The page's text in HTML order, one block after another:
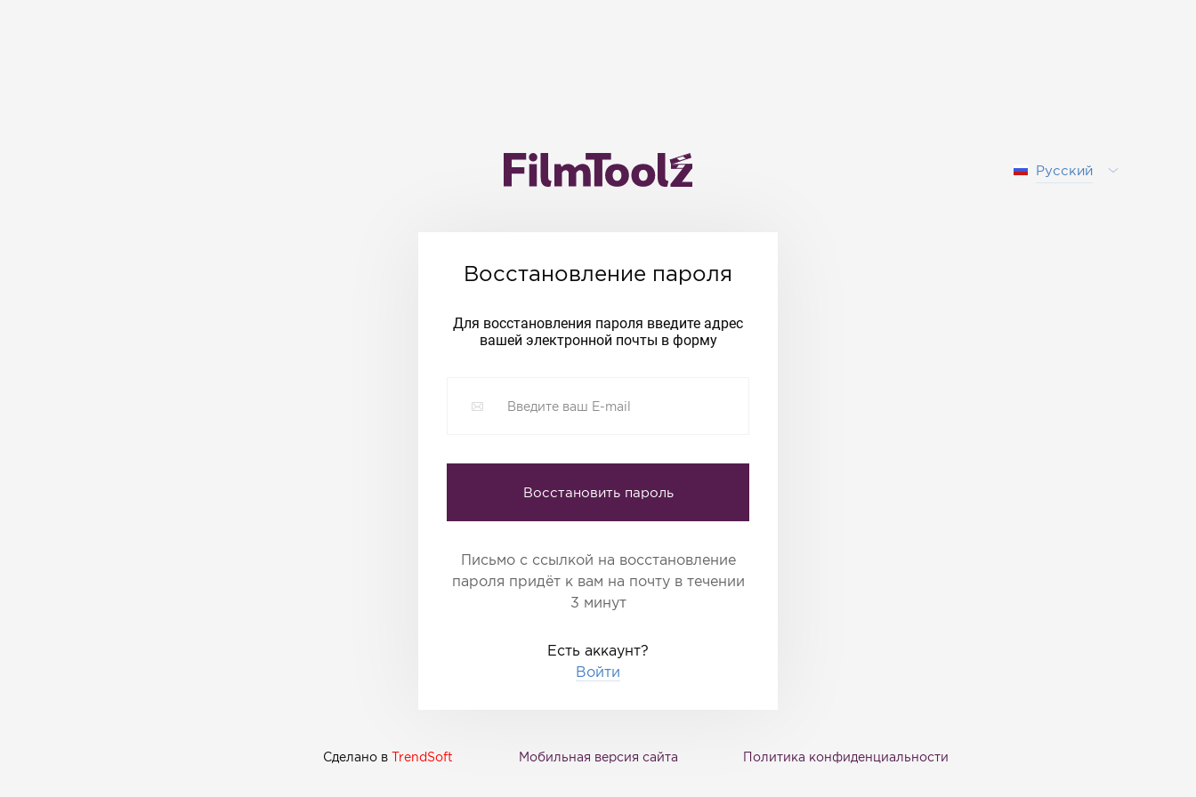
Русский
Восстановление пароля
Для восстановления пароля введите адрес
вашей электронной почты в форму
Восстановить пароль
Письмо с ссылкой на восстановление
пароля придёт к вам на почту в течении
3 минут
Есть аккаунт?
Войти
Сделано в TrendSoft Мобильная версия сайта Политика конфиденциальности